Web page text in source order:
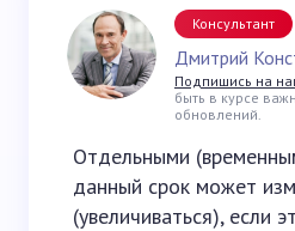
Консультант
Дмитрий
Подпишись на
быть в курсе
обновлений.
Отдельными
данный срок может
(увеличиваться), если